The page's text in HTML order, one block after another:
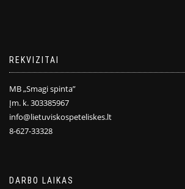
REKVIZITAI
MB „Smagi spinta”
Įm. k. 303385967
info@lietuviskospeteliskes.lt
8-627-33328
DARBO LAIKAS